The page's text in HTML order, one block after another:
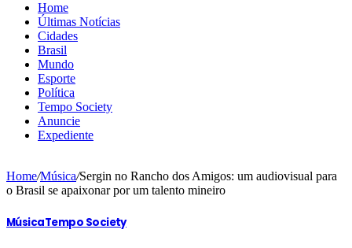
Home
Últimas Notícias
Cidades
Brasil
Mundo
Esporte
Política
Tempo Society
Anuncie
Expediente
Home/Música/Sergin no Rancho dos Amigos: um audiovisual para
o Brasil se apaixonar por um talento mineiro
MúsicaTempo Society